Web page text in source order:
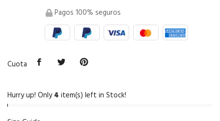
Pagos 100% seguros
Cuota
Hurry up! Only4 item(s) left in Stock!